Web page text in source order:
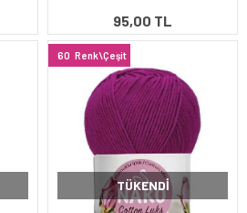
95,00 TL
60 Renk\Çeşit
TÜKENDI